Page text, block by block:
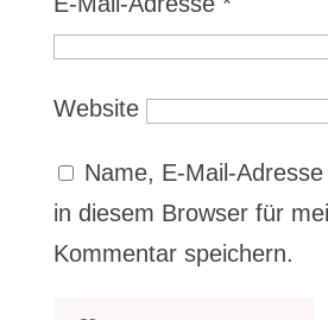
Website
Name, E-Mail-
in diesem Browser für
Kommentar speichern.